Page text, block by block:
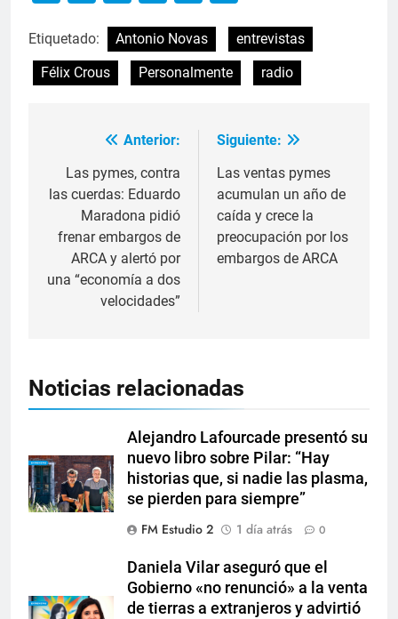
Etiquetado: Antonio Novas
entrevistas
Félix Crous
Personalmente radio
Anterior:
Las pymes, contra
las cuerdas: Eduardo
Maradona pidió
frenar embargos de
ARCA y alertó por
una “economía a dos
velocidades”
Siguiente:
Las ventas pymes
acumulan un año de
caída y crece la
preocupación por los
embargos de ARCA
Noticias relacionadas
Alejandro Lafourcade presentó su
nuevo libro sobre Pilar: “Hay
historias que, si nadie las plasma,
se pierden para siempre”
FM Estudio 2
1 día atrás 0
Daniela Vilar aseguró que el
Gobierno «no renunció» a la venta
de tierras a extranjeros y advirtió